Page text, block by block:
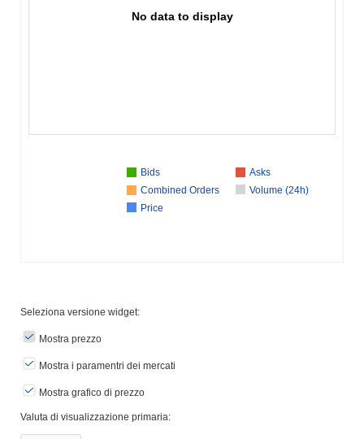
No data to display
Bids
Asks
Combined Orders
Volume (24h)
Price
Seleziona versione widget:
Mostra prezzo
Mostra i paramentri dei mercati
Mostra grafico di prezzo
Valuta di visualizzazione primaria: